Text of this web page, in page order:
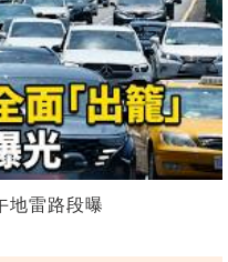
地雷路段曝